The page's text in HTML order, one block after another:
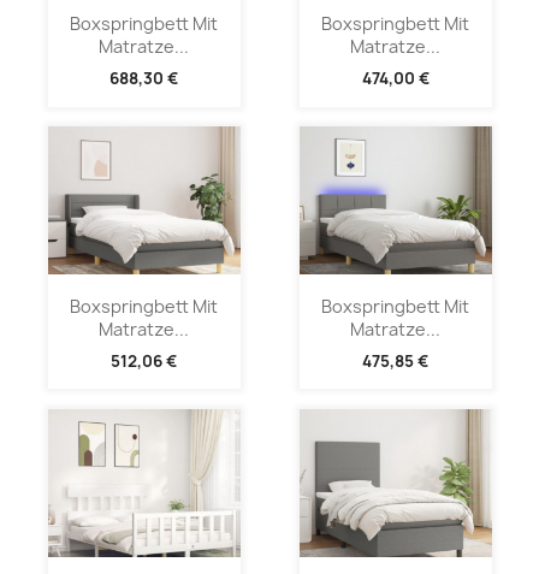
Boxspringbett Mit
Matratze...
688,30 €
Boxspringbett Mit
Matratze...
474,00 €
Boxspringbett Mit
Matratze...
512,06 €
Boxspringbett Mit
Matratze...
475,85 €